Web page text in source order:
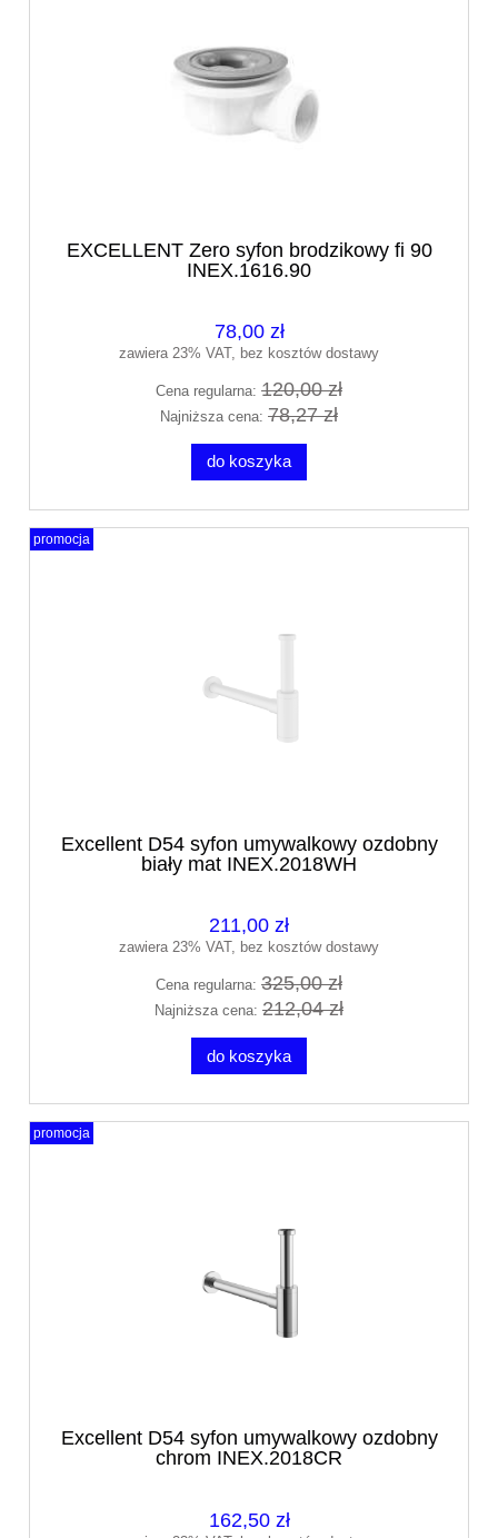
EXCELLENT Zero syfon brodzikowy fi 90
INEX.1616.90
78,00 zł
zawiera 23% VAT, bez kosztów dostawy
Cena regularna: 120,00 zł
Najniższa cena: 78,27 zł
do koszyka
Excellent D54 syfon umywalkowy ozdobny
biały mat INEX.2018WH
211,00 zł
zawiera 23% VAT, bez kosztów dostawy
Cena regularna: 325,00 zł
Najniższa cena: 212,04 zł
do koszyka
promocja
Excellent D54 syfon umywalkowy ozdobny
chrom INEX.2018CR
162,50 zł
promocja